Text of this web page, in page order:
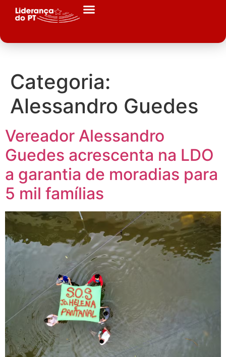
Categoria:
Alessandro Guedes
Vereador Alessandro
Guedes acrescenta na LDO
a garantia de moradias para
5 mil famílias